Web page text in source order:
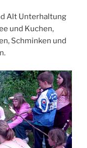
Alt Unterhaltung
und Kuchen,
Schminken und